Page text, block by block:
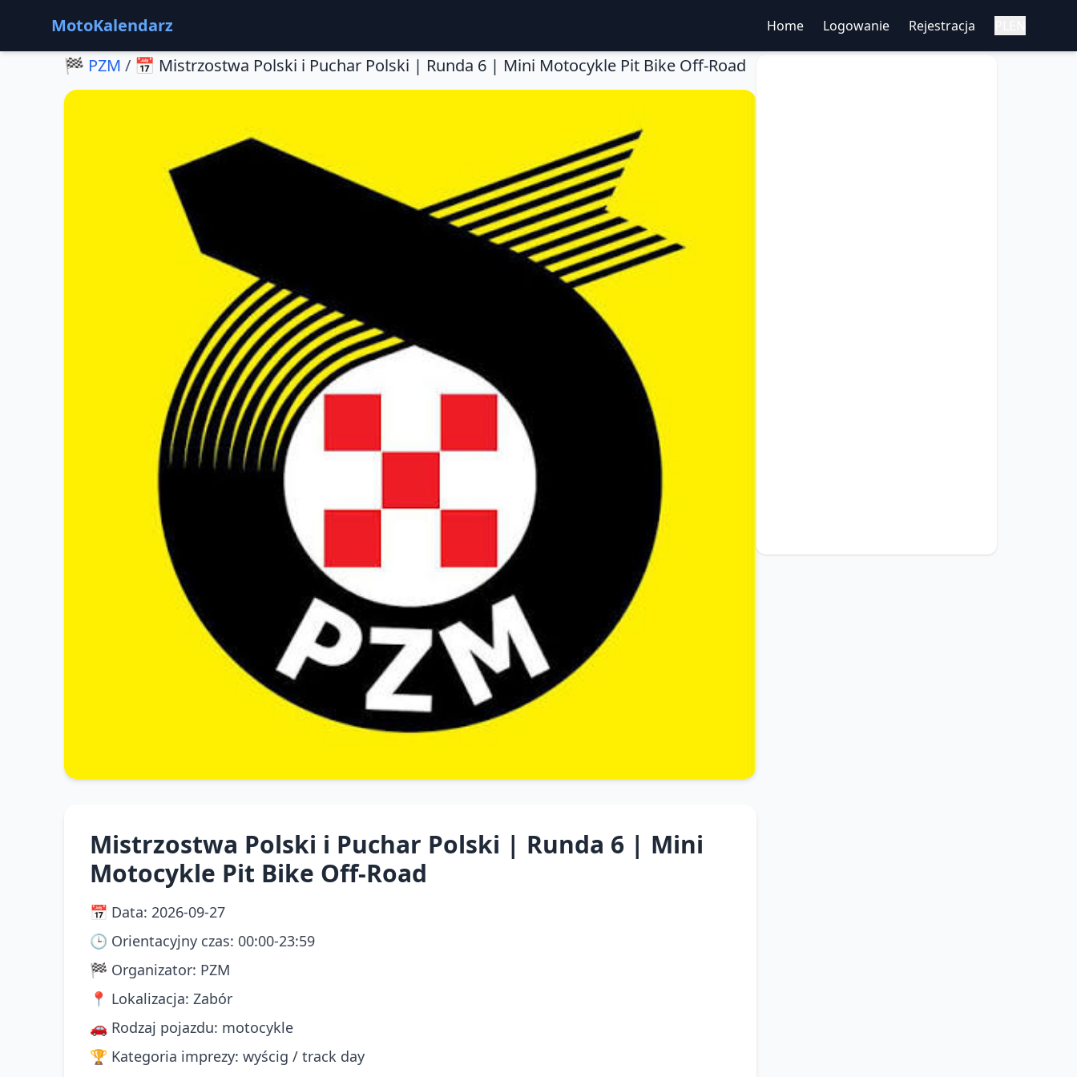
MotoKalendarz Home Logowanie Rejestracja
🏁 PZM / 📅 Mistrzostwa Polski i Puchar Polski | Runda 6 | Mini Motocykle Pit Bike Off-Road
Mistrzostwa Polski i Puchar Polski | Runda 6 | Mini
Motocykle Pit Bike Off-Road
📅 Data: 2026-09-27
🕒 Orientacyjny czas: 00:00-23:59
🏁 Organizator: PZM
📍 Lokalizacja: Zabór
🚗 Rodzaj pojazdu: motocykle
🏆 Kategoria imprezy: wyścig / track day